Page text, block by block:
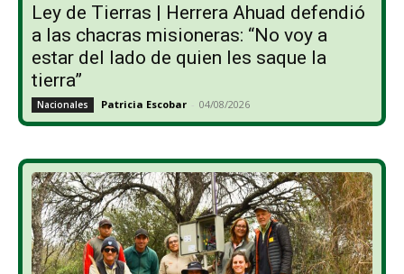
Ley de Tierras | Herrera Ahuad defendió
a las chacras misioneras: “No voy a
estar del lado de quien les saque la
tierra”
Nacionales Patricia Escobar - 04/08/2026